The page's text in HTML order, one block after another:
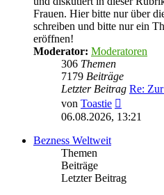
Frauen. Hier bitte nur über
schreiben und bitte nur ein
eröffnen!
Moderator: Moderatoren
306 Themen
7179 Beiträge
Letzter Beitrag Re:
von Toastie
Beitrag
06.08.2026, 13:21
Bezness Weltweit
Themen
Beiträge
Letzter Beitrag